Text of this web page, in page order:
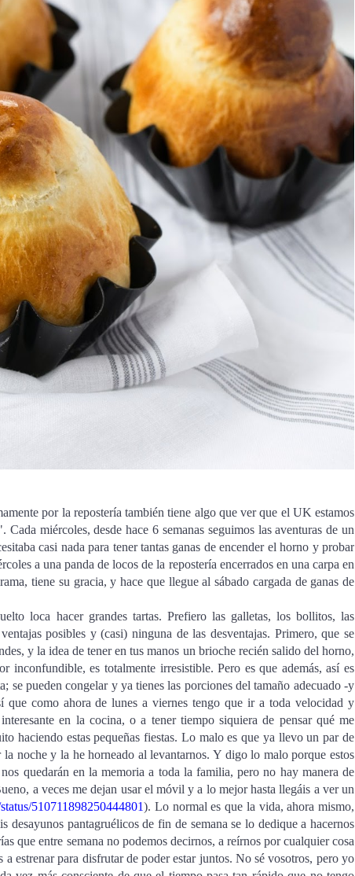
por la repostería también tiene algo que ver que el UK estamos
miércoles, desde hace 6 semanas seguimos las aventuras de un
casi nada para tener tantas ganas de encender el horno y probar
a una panda de locos de la repostería encerrados en una carpa en
tiene su gracia, y hace que llegue al sábado cargada de ganas de
loca hacer grandes tartas. Prefiero las galletas, los bollitos, las
posibles y (casi) ninguna de las desventajas. Primero, que se
y la idea de tener en tus manos un brioche recién salido del horno,
inconfundible, es totalmente irresistible. Pero es que además, así es
se pueden congelar y ya tienes las porciones del tamaño adecuado -y
que como ahora de lunes a viernes tengo que ir a toda velocidad y
en la cocina, o a tener tiempo siquiera de pensar qué me
haciendo estas pequeñas fiestas. Lo malo es que ya llevo un par de
noche y la he horneado al levantarnos. Y digo lo malo porque estos
quedarán en la memoria a toda la familia, pero no hay manera de
a veces me dejan usar el móvil y a lo mejor hasta llegáis a ver un
510711898250444801). Lo normal es que la vida, ahora mismo,
pantagruélicos de fin de semana se lo dedique a hacernos
que entre semana no podemos decirnos, a reírnos por cualquier cosa
estrenar para disfrutar de poder estar juntos. No sé vosotros, pero yo